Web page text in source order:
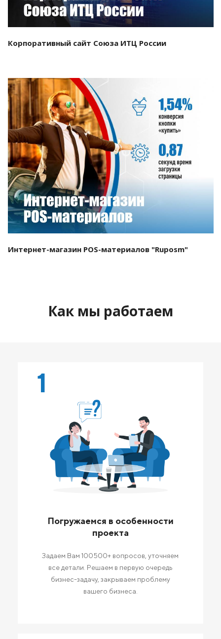
Корпоративный сайт Союза ИТЦ России
Смотреть проект
Интернет-магазин POS-материалов "Ruposm"
Как мы работаем
1
Погружаемся в особенности
проекта
Задаем Вам 100500+ вопросов, уточняем
все детали. Решаем в первую очередь
бизнес-задачу, закрываем проблему
вашего бизнеса.